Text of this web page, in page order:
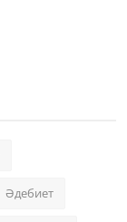
Әдебиет